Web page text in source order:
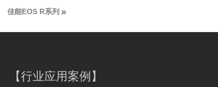
佳能EOS R系列
【行业应用案例】